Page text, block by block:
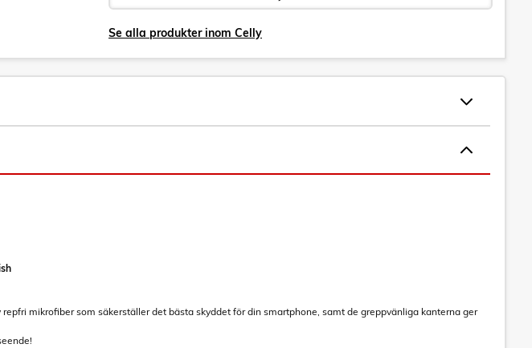
Se alla produkter inom Celly
mikrofiber som säkerställer det bästa skyddet för din smartphone, samt de greppvänliga kanterna ger